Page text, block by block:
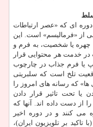
دوره ای كه «عصر ارتباطات
از «فرمالیسم» است. این
چهره یا شخصیت، به فرم و
در خدمت هر محتوایی قرار
یا فرم جذاب در چارچوب
تلخ است كه سلبریتی
ها» كه رسانه های امروز را
یا تحت تاثیر قرار دادن
از دست داده اند. آنها كه
می كنند و در دوره اخیر
تاكید بر تلویزیون ایران)،